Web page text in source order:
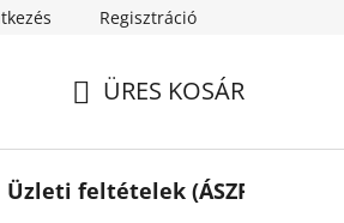
Regisztráció
ÜRES KOSÁR
Üzleti feltételek (ÁSZF)